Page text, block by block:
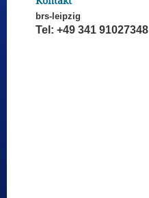
brs-leipzig
Tel: +49 341 91027348